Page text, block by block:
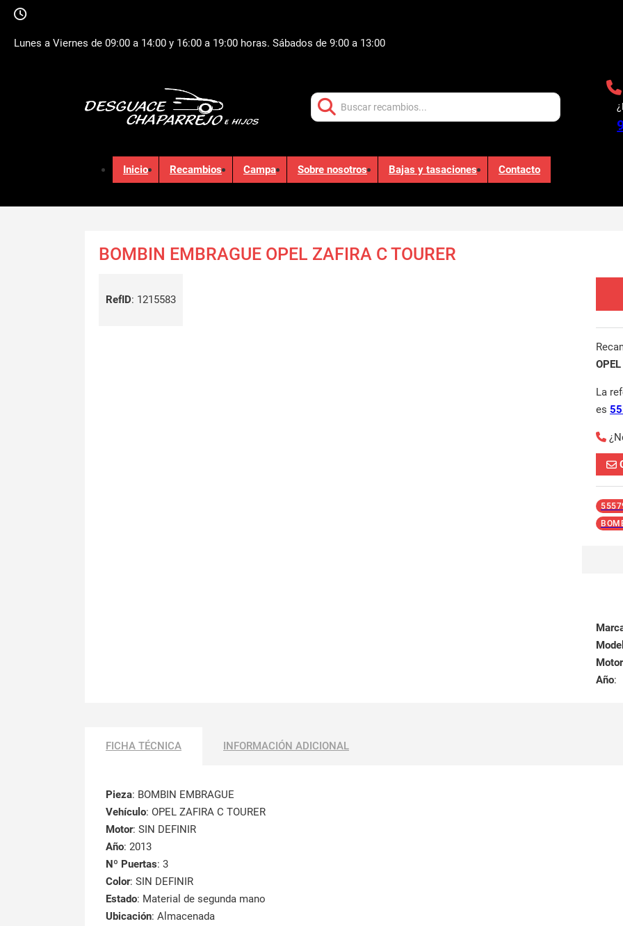
Lunes a Viernes de 09:00 a 14:00 y 16:00 a 19:00 horas. Sábados de 9:00 a 13:00
Inicio Recambios Campa Sobre nosotros Bajas y tasaciones Contacto
BOMBIN EMBRAGUE OPEL ZAFIRA C TOURER
RefID: 1215583
La
es
Motor
Año:
FICHA TÉCNICA INFORMACIÓN ADICIONAL
Pieza: BOMBIN EMBRAGUE
Vehículo: OPEL ZAFIRA C TOURER
Motor: SIN DEFINIR
Año: 2013
Nº Puertas: 3
Color: SIN DEFINIR
Estado: Material de segunda mano
Ubicación: Almacenada